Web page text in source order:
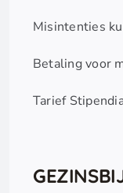
Misintenties
Betaling voor
Tarief